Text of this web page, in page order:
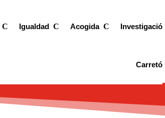
Igualdad Acogida Investigació
Carretó